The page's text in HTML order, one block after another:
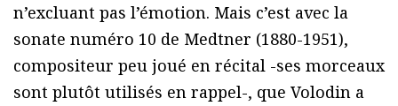
n’excluant pas l’émotion. Mais c’est avec la
sonate numéro 10 de Medtner (1880-1951),
compositeur peu joué en récital -ses morceaux
sont plutôt utilisés en rappel-, que Volodin a